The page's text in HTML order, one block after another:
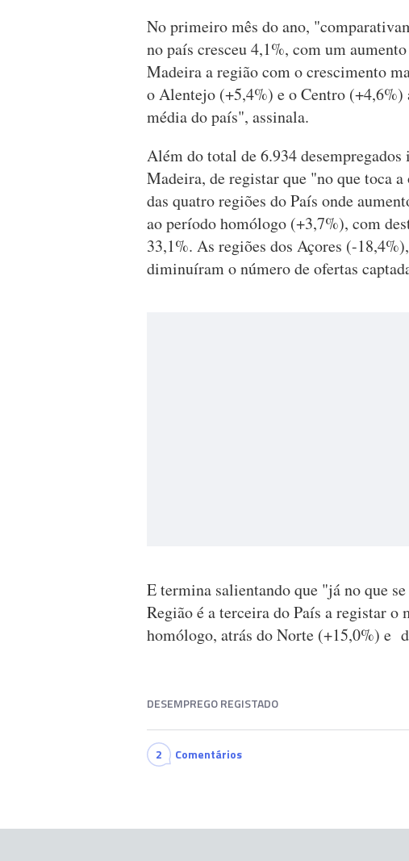
No primeiro mês do ano,
no país cresceu 4,1%, com um
Madeira a região com o crescimento
o Alentejo (+5,4%) e o Centro (+4,6%)
média do país", assinala.
Além do total de 6.934
Madeira, de registar que "no que toca
das quatro regiões do País onde
ao período homólogo (+3,7%), com
33,1%. As regiões dos Açores (-
diminuíram o número de ofertas
E termina salientando que "já no que
Região é a terceira do País a registar
homólogo, atrás do Norte (+15,0%) e
DESEMPREGO REGISTADO
2 Comentários